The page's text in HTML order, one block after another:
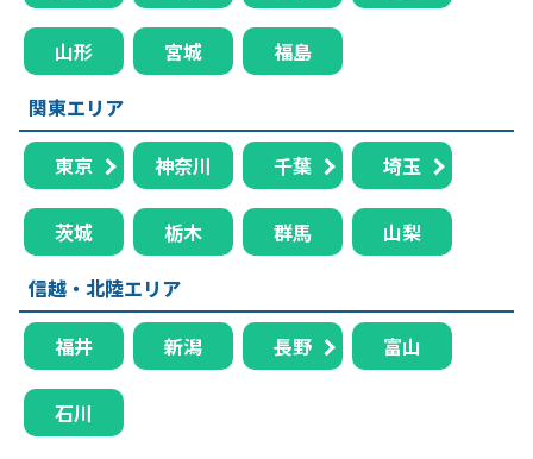
山形 宮城
福島
関東エリア
東京 神奈川 千葉 埼玉
茨城 栃木 群馬
山梨
信越・北陸エリア
福井 新潟 長野 富山
石川